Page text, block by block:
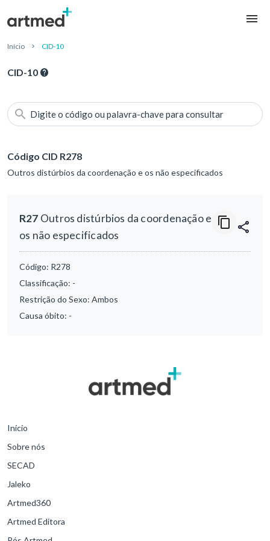
Início CID-10
CID-10
Digite o código ou palavra-chave para consultar
Código CID R278
Outros distúrbios da coordenação e os não especificados
R27 Outros distúrbios da coordenação e
os não especificados
Código: R278
Classificação: -
Restrição do Sexo: Ambos
Causa óbito: -
Início
Sobre nós
SECAD
Jaleko
Artmed360
Artmed Editora